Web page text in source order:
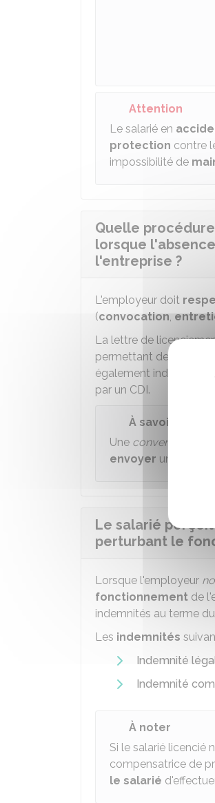
Attention
Le salarié en
protection contre
impossibilité de
Quelle
lorsque
l'entreprise ?
L'employeur doit
(convocation,
La lettre de
permettant de
également indiquer et
par un CDI.
À savoir
Une convention
envoyer une mise
Le salarié
perturbant le
Lorsque l'employeur
fonctionnement de
indemnités au terme
Les indemnités
Indemnité
Indemnité
À noter
Si le salarié licencié
compensatrice de
le salarié